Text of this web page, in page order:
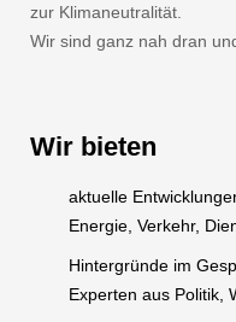
zur Klimaneutralität.
Wir sind ganz nah dran
Wir bieten
aktuelle
Energie, Verkehr,
Hintergründe im
Experten aus Politik,